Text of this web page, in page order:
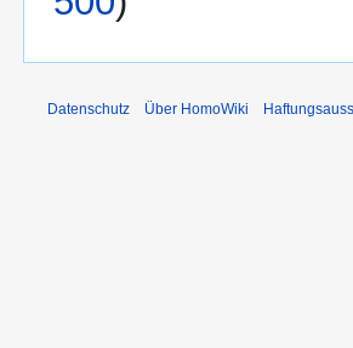
Datenschutz Über HomoWiki